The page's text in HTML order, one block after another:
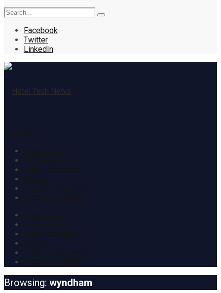
Facebook
Twitter
LinkedIn
Browsing: wyndham